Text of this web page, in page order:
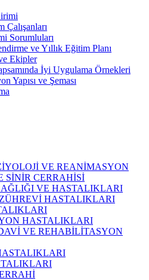
Sorumluları
ve Yıllık Eğitim Planı
Ekipler
İyi Uygulama Örnekleri
Yapısı ve Şeması
VE REANİMASYON
SİNİR CERRAHİSİ
VE HASTALIKLARI
HASTALIKLARI
HASTALIKLARI
VE REHABİLİTASYON